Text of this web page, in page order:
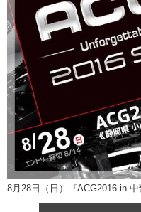
8月28日（日）『ACG2016 in